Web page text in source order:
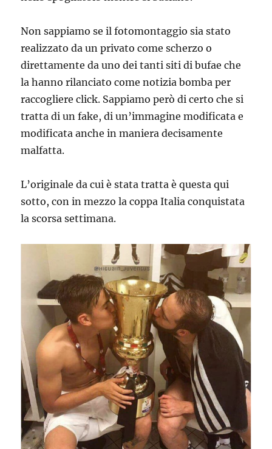
Non sappiamo se il fotomontaggio sia stato
realizzato da un privato come scherzo o
direttamente da uno dei tanti siti di bufae che
la hanno rilanciato come notizia bomba per
raccogliere click. Sappiamo però di certo che si
tratta di un fake, di un’immagine modificata e
modificata anche in maniera decisamente
malfatta.
L’originale da cui è stata tratta è questa qui
sotto, con in mezzo la coppa Italia conquistata
la scorsa settimana.